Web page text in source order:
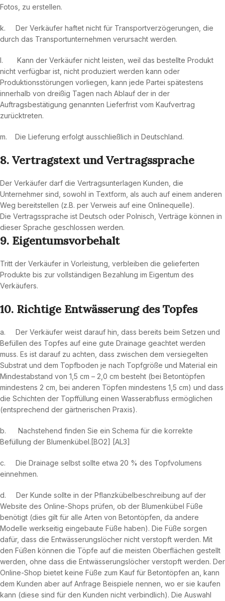
Fotos, zu erstellen.
k. Der Verkäufer haftet nicht für Transportverzögerungen, die
durch das Transportunternehmen verursacht werden.
l. Kann der Verkäufer nicht leisten, weil das bestellte Produkt
nicht verfügbar ist, nicht produziert werden kann oder
Produktionsstörungen vorliegen, kann jede Partei spätestens
innerhalb von dreißig Tagen nach Ablauf der in der
Auftragsbestätigung genannten Lieferfrist vom Kaufvertrag
zurücktreten.
m. Die Lieferung erfolgt ausschließlich in Deutschland.
8. Vertragstext und Vertragssprache
Der Verkäufer darf die Vertragsunterlagen Kunden, die
Unternehmer sind, sowohl in Textform, als auch auf einem anderen
Weg bereitstellen (z.B. per Verweis auf eine Onlinequelle).
Die Vertragssprache ist Deutsch oder Polnisch, Verträge können in
dieser Sprache geschlossen werden.
9. Eigentumsvorbehalt
Tritt der Verkäufer in Vorleistung, verbleiben die gelieferten
Produkte bis zur vollständigen Bezahlung im Eigentum des
Verkäufers.
10. Richtige Entwässerung des Topfes
a. Der Verkäufer weist darauf hin, dass bereits beim Setzen und
Befüllen des Topfes auf eine gute Drainage geachtet werden
muss. Es ist darauf zu achten, dass zwischen dem versiegelten
Substrat und dem Topfboden je nach Topfgröße und Material ein
Mindestabstand von 1,5 cm – 2,0 cm besteht (bei Betontöpfen
mindestens 2 cm, bei anderen Töpfen mindestens 1,5 cm) und dass
die Schichten der Topffüllung einen Wasserabfluss ermöglichen
(entsprechend der gärtnerischen Praxis).
b. Nachstehend finden Sie ein Schema für die korrekte
Befüllung der Blumenkübel.[BO2] [AL3]
c. Die Drainage selbst sollte etwa 20 % des Topfvolumens
einnehmen.
d. Der Kunde sollte in der Pflanzkübelbeschreibung auf der
Website des Online-Shops prüfen, ob der Blumenkübel Füße
benötigt (dies gilt für alle Arten von Betontöpfen, da andere
Modelle werkseitig eingebaute Füße haben). Die Füße sorgen
dafür, dass die Entwässerungslöcher nicht verstopft werden. Mit
den Füßen können die Töpfe auf die meisten Oberflächen gestellt
werden, ohne dass die Entwässerungslöcher verstopft werden. Der
Online-Shop bietet keine Füße zum Kauf für Betontöpfen an, kann
dem Kunden aber auf Anfrage Beispiele nennen, wo er sie kaufen
kann (diese sind für den Kunden nicht verbindlich). Die Auswahl